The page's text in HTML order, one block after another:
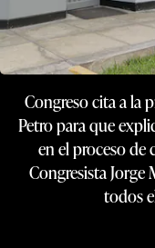
Congreso cita a la
Petro para que
en el proceso de
Congresista
todos